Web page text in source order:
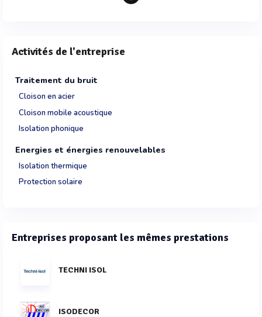
Activités de l'entreprise
Traitement du bruit
Cloison en acier
Cloison mobile acoustique
Isolation phonique
Energies et énergies renouvelables
Isolation thermique
Protection solaire
Entreprises proposant les mêmes prestations
TECHNI ISOL
ISODECOR